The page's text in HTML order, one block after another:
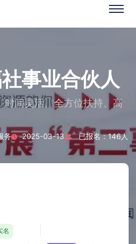
事业合伙人
时间灵活、全方位扶持、高
务 2025-03-13 已报名：146人
名